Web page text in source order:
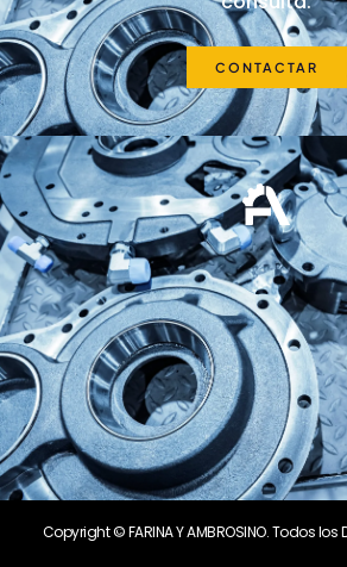
CONTACTAR
Copyright © FARINA Y AMBROSINO. Todos